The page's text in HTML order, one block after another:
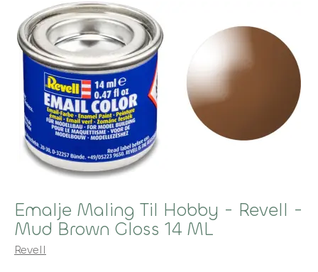
Emalje Maling Til Hobby - Revell -
Mud Brown Gloss 14 ML
Revell